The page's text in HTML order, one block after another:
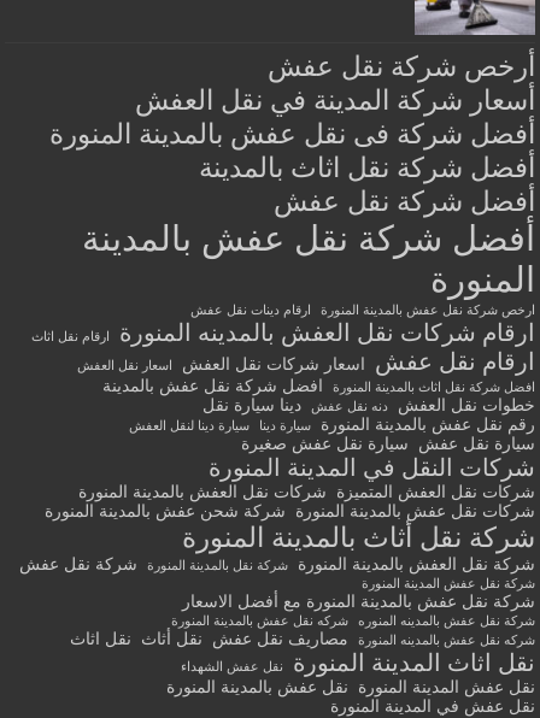
أرخص شركة نقل عفش
أسعار شركة المدينة في نقل العفش
أفضل شركة فى نقل عفش بالمدينة المنورة
أفضل شركة نقل اثاث بالمدينة
أفضل شركة نقل عفش
أفضل شركة نقل عفش بالمدينة
المنورة
ارخص شركة نقل عفش بالمدينة المنورة ارقام دينات نقل عفش
ارقام شركات نقل العفش بالمدينه المنورة ارقام نقل اثاث
ارقام نقل عفش اسعار شركات نقل العفش
اسعار نقل العفش
افضل شركة نقل اثاث بالمدينة المنورة
افضل شركة نقل عفش بالمدينة
خطوات نقل العفش
دنه نقل عفش
دينا سيارة نقل
رقم نقل عفش بالمدينة المنورة
سيارة دينا سيارة دينا لنقل العفش
سيارة نقل عفش سيارة نقل عفش صغيرة
شركات النقل في المدينة المنورة
شركات نقل العفش المتميزة
شركات نقل العفش بالمدينة المنورة
شركات نقل عفش بالمدينة المنورة
شركة شحن عفش بالمدينة المنورة
شركة نقل أثاث بالمدينة المنورة
شركة نقل العفش بالمدينة المنورة شركة نقل بالمدينة المنورة شركة نقل عفش
شركة نقل عفش المدينة المنورة
شركة نقل عفش بالمدينة المنورة مع أفضل الاسعار
شركة نقل عفش بالمدينه المنوره
شركه نقل عفش بالمدينة المنورة
شركه نقل عفش بالمدينه المنورة
مصاريف نقل عفش نقل أثاث نقل اثاث
نقل اثاث المدينة المنورة نقل عفش الشهداء
نقل عفش المدينة المنورة
نقل عفش بالمدينة المنورة
نقل عفش في المدينة المنورة